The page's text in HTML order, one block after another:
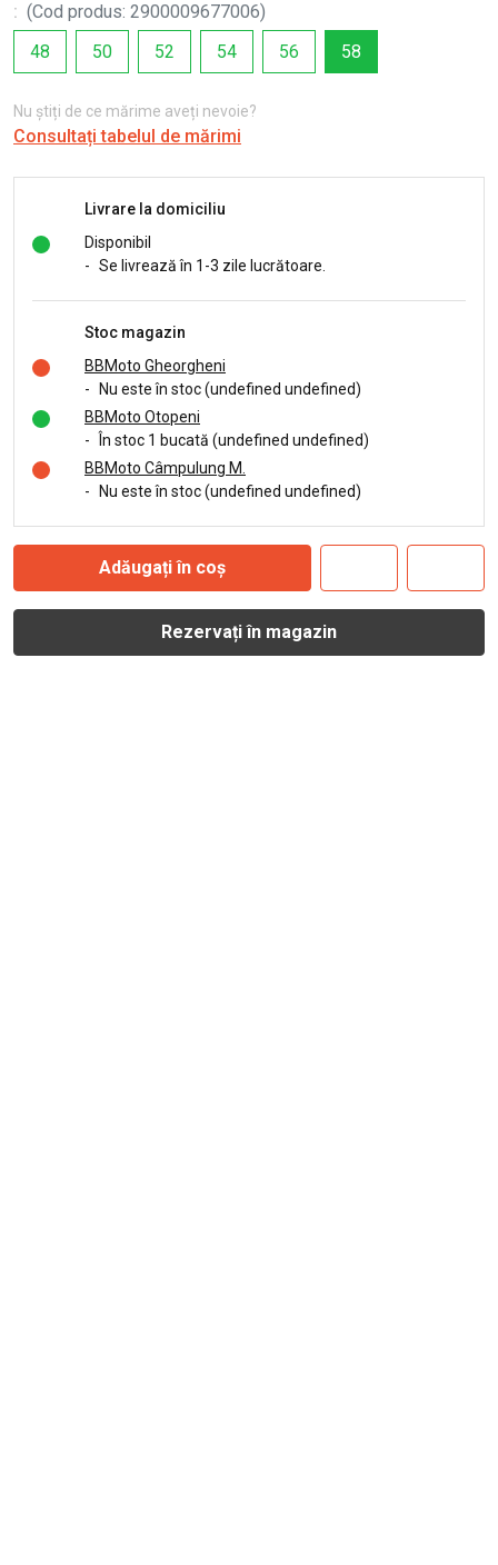
: (Cod produs: 2900009677006)
48
50 52 54 56 58
Nu știți de ce mărime aveți nevoie?
Consultați tabelul de mărimi
Livrare la domiciliu
Disponibil
- Se livrează în 1-3 zile lucrătoare.
Stoc magazin
BBMoto Gheorgheni
-
Nu este în stoc (undefined undefined)
BBMoto Otopeni
-
În stoc 1 bucată (undefined undefined)
BBMoto Câmpulung M.
-
Nu este în stoc (undefined undefined)
Adăugați în coș
Rezervați în magazin